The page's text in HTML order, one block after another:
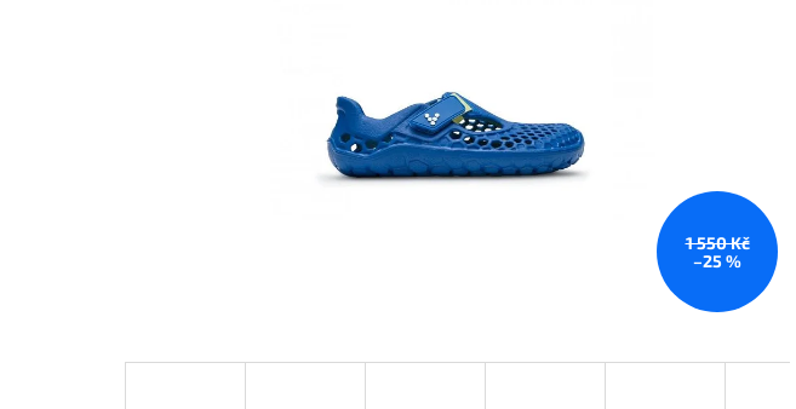
1 550 Kč
–25 %